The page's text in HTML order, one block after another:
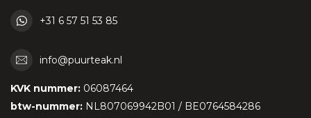
+31 6 57 51 53 85
info@puurteak.nl
KVK nummer: 06087464
btw-nummer: NL807069942B01 / BE0764584286